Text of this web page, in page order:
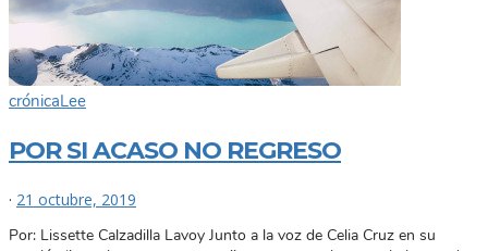
crónicaLee
POR SI ACASO NO REGRESO
· 21 octubre, 2019
Por: Lissette Calzadilla Lavoy Junto a la voz de Celia Cruz en su